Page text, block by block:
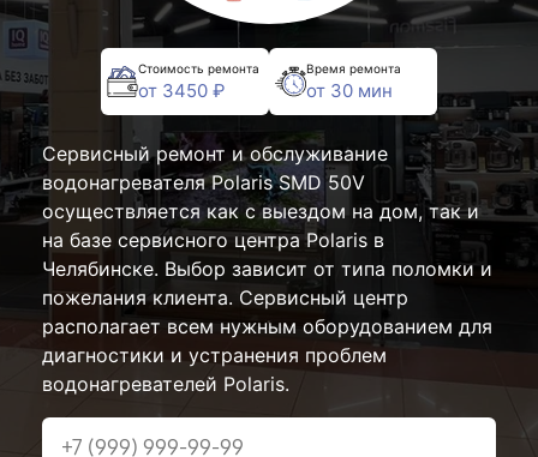
Стоимость ремонта
от 3450 ₽
Время ремонта
от 30 мин
Сервисный ремонт и обслуживание
водонагревателя Polaris SMD 50V
осуществляется как с выездом на дом, так и
на базе сервисного центра Polaris в
Челябинске. Выбор зависит от типа поломки и
пожелания клиента. Сервисный центр
располагает всем нужным оборудованием для
диагностики и устранения проблем
водонагревателей Polaris.